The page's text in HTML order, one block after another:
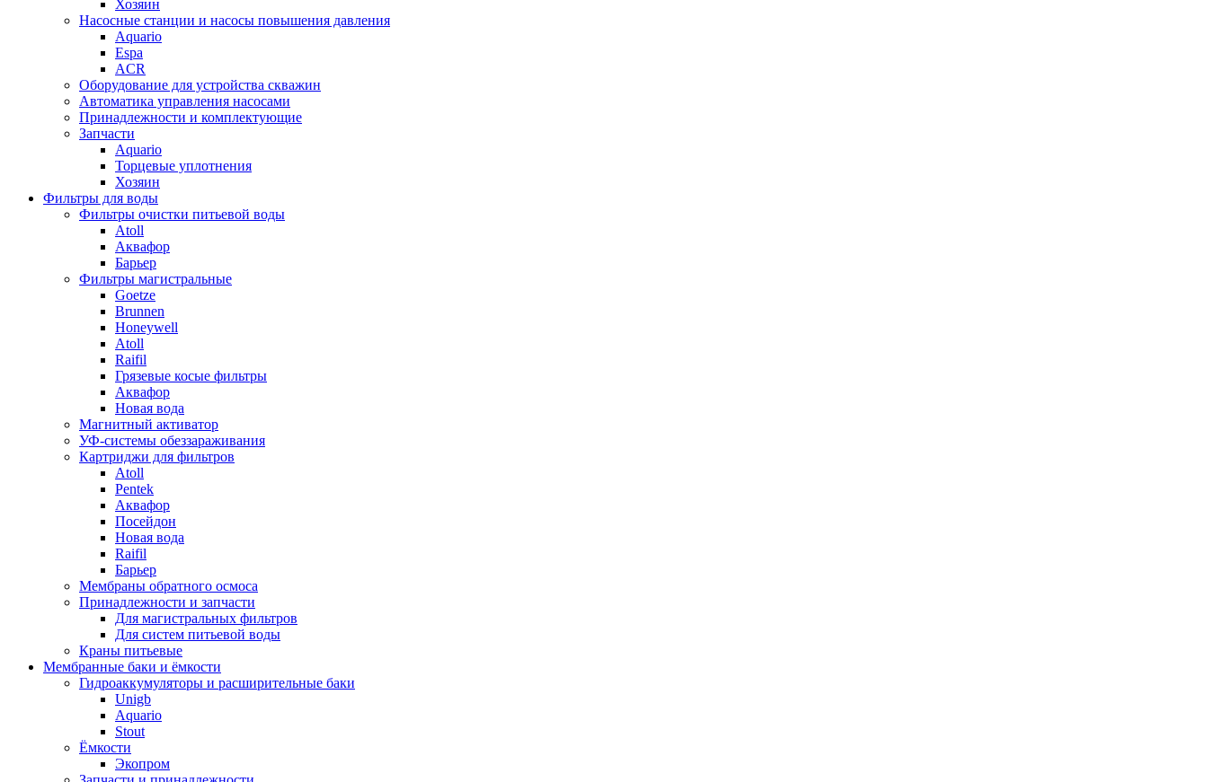
Хозяин
Насосные станции и насосы повышения давления
Aquario
Espa
ACR
Оборудование для устройства скважин
Автоматика управления насосами
Принадлежности и комплектующие
Запчасти
Aquario
Торцевые уплотнения
Хозяин
Фильтры для воды
Фильтры очистки питьевой воды
Atoll
Аквафор
Барьер
Фильтры магистральные
Goetze
Brunnen
Honeywell
Atoll
Raifil
Грязевые косые фильтры
Аквафор
Новая вода
Магнитный активатор
УФ-системы обеззараживания
Картриджи для фильтров
Atoll
Pentek
Аквафор
Посейдон
Новая вода
Raifil
Барьер
Мембраны обратного осмоса
Принадлежности и запчасти
Для магистральных фильтров
Для систем питьевой воды
Краны питьевые
Мембранные баки и ёмкости
Гидроаккумуляторы и расширительные баки
Unigb
Aquario
Stout
Ёмкости
Экопром